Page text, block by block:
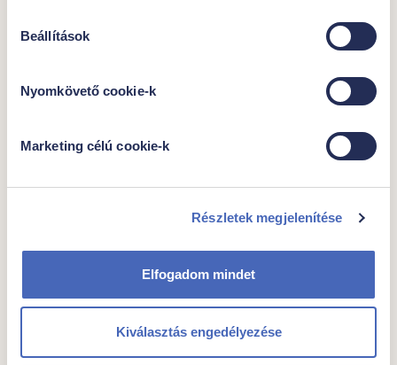
Beállítások
Nyomkövető cookie-k
Marketing célú cookie-k
Részletek megjelenítése
Elfogadom mindet
Kiválasztás engedélyezése
Fornetti túrós sütemény
Egységár
2399,- Ft/kg
Csomagban
1000g